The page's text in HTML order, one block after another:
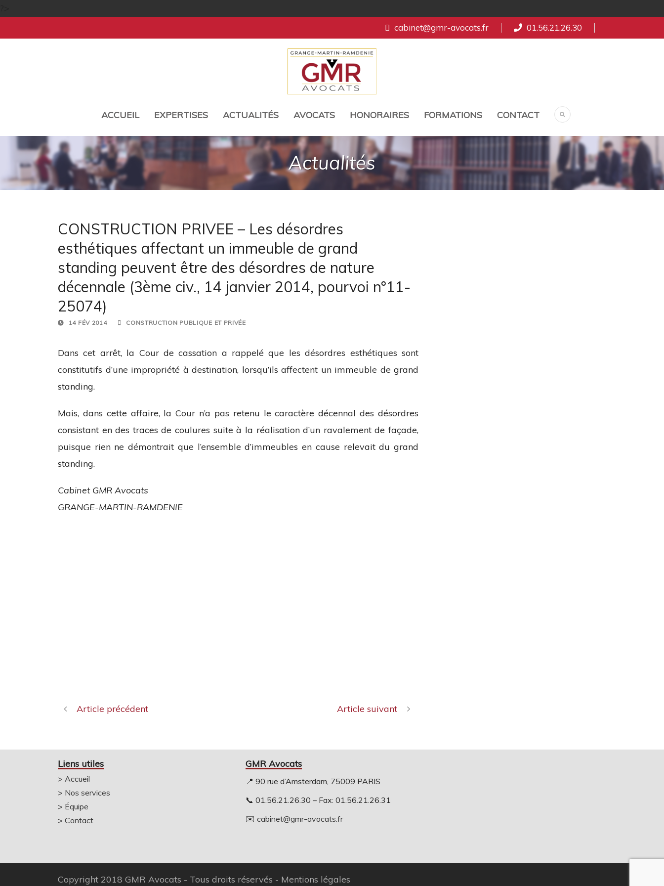
cabinet@gmr-avocats.fr 01.56.21.26.30
ACCUEIL EXPERTISES ACTUALITÉS AVOCATS HONORAIRES FORMATIONS CONTACT
Actualités
CONSTRUCTION PRIVEE – Les désordres
esthétiques affectant un immeuble de grand
standing peuvent être des désordres de nature
décennale (3ème civ., 14 janvier 2014, pourvoi n°11-
25074)
14 FÉV 2014 CONSTRUCTION PUBLIQUE ET PRIVÉE
Dans cet arrêt, la Cour de cassation a rappelé que les désordres esthétiques sont
constitutifs d’une impropriété à destination, lorsqu’ils affectent un immeuble de grand
standing.
Mais, dans cette affaire, la Cour n’a pas retenu le caractère décennal des désordres
consistant en des traces de coulures suite à la réalisation d’un ravalement de façade,
puisque rien ne démontrait que l’ensemble d’immeubles en cause relevait du grand
standing.
Cabinet GMR Avocats
GRANGE-MARTIN-RAMDENIE
Article précédent Article suivant
Liens utiles
> Accueil
> Nos services
> Équipe
> Contact
GMR Avocats
📍 90 rue d’Amsterdam, 75009 PARIS
📞 01.56.21.26.30 – Fax: 01.56.21.26.31
✉️ cabinet@gmr-avocats.fr
Copyright 2018 GMR Avocats - Tous droits réservés - Mentions légales